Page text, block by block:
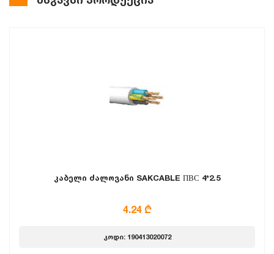
კაბელი ძალოვანი SAKCABLE ПВС 4*2.5
4.24 ₾
კოდი: 190413020072